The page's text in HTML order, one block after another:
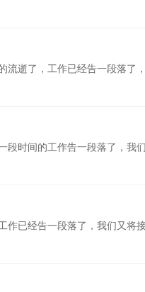
流逝了，工作已经告一段落
段时间的工作告一段落了，我
作已经告一段落了，我们又将